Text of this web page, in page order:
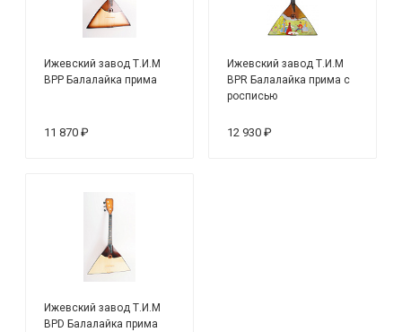
Ижевский завод Т.И.М
BPP Балалайка прима
11 870 ₽
Ижевский завод Т.И.М
BPR Балалайка прима с
росписью
12 930 ₽
Ижевский завод Т.И.М
BPD Балалайка прима